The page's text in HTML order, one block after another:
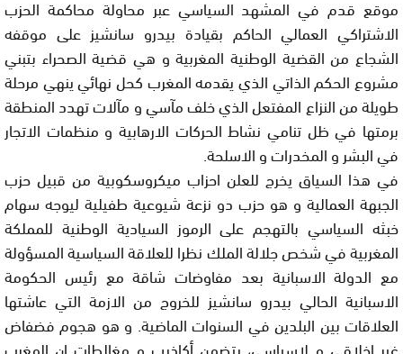
موقع قدم في المشهد السياسي عبر محاولة محاكمة الحزب
الاشتراكي العمالي الحاكم بقيادة بيدرو سانشيز على موقفه
الشجاع من القضية الوطنية المغربية و هي قضية الصحراء بتبني
مشروع الحكم الذاتي الذي يقدمه المغرب كحل نهائي ينهي مرحلة
طويلة من النزاع المفتعل الذي خلف مآسي و مآلات تهدد المنطقة
برمتها في ظل تنامي نشاط الحركات الارهابية و منظمات الاتجار
في البشر و المخدرات و الاسلحة.
في هذا السياق يخرج للعلن احزاب ميكروسكوبية من قبيل حزب
الجبهة العمالية و هو حزب دو نزعة شيوعية طفيلية ليوجه سهام
خبثه السياسي بالتهجم على الرموز السيادية الوطنية للمملكة
المغربية في شخص جلالة الملك نظرا للعلاقة السياسية المسؤولة
مع الدولة الاسبانية بعد مفاوضات شاقة مع رئيس الحكومة
الاسبانية الحالي بيدرو سانشيز للخروج من الازمة التي عاشتها
العلاقات بين البلدين في السنوات الماضية. و هو هجوم فضفاض
غير اخلاقي و لاسياسي، يتضمن أكاذيب و مغالطات ان المغرب